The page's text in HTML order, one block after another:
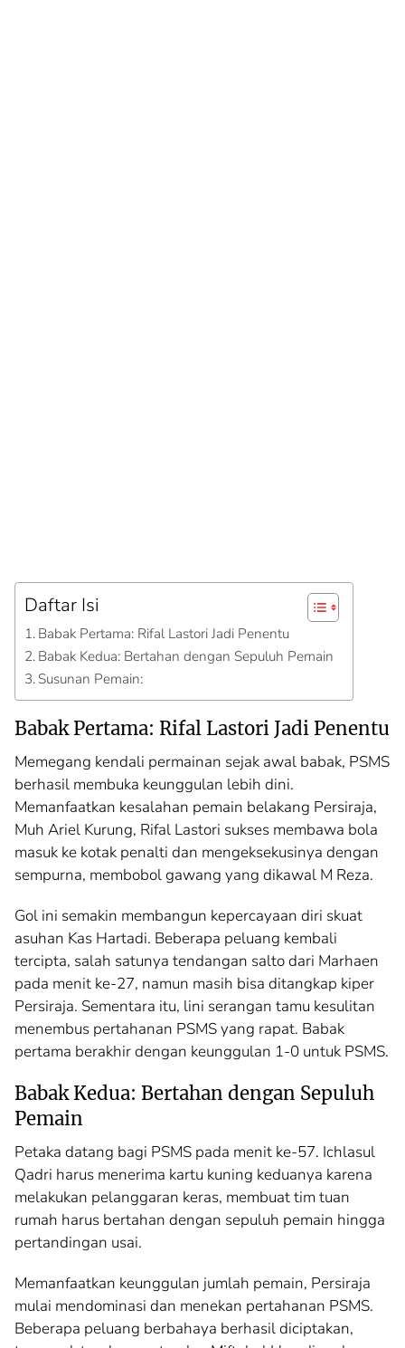
Daftar Isi
Babak Pertama: Rifal Lastori Jadi Penentu
Babak Kedua: Bertahan dengan Sepuluh Pemain
Susunan Pemain:
Babak Pertama: Rifal Lastori Jadi Penentu
Memegang kendali permainan sejak awal babak, PSMS
berhasil membuka keunggulan lebih dini.
Memanfaatkan kesalahan pemain belakang Persiraja,
Muh Ariel Kurung, Rifal Lastori sukses membawa bola
masuk ke kotak penalti dan mengeksekusinya dengan
sempurna, membobol gawang yang dikawal M Reza.
Gol ini semakin membangun kepercayaan diri skuat
asuhan Kas Hartadi. Beberapa peluang kembali
tercipta, salah satunya tendangan salto dari Marhaen
pada menit ke-27, namun masih bisa ditangkap kiper
Persiraja. Sementara itu, lini serangan tamu kesulitan
menembus pertahanan PSMS yang rapat. Babak
pertama berakhir dengan keunggulan 1-0 untuk PSMS.
Babak Kedua: Bertahan dengan Sepuluh
Pemain
Petaka datang bagi PSMS pada menit ke-57. Ichlasul
Qadri harus menerima kartu kuning keduanya karena
melakukan pelanggaran keras, membuat tim tuan
rumah harus bertahan dengan sepuluh pemain hingga
pertandingan usai.
Memanfaatkan keunggulan jumlah pemain, Persiraja
mulai mendominasi dan menekan pertahanan PSMS.
Beberapa peluang berbahaya berhasil diciptakan,